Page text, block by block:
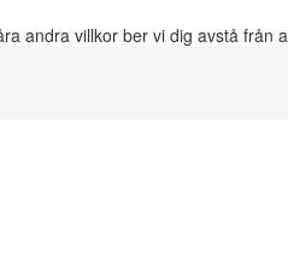
andra villkor ber vi dig avstå från